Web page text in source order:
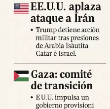
Expertos advierten sobre